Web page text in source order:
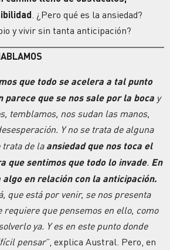
. ¿Pero qué es la ansiedad?
y vivir sin tanta anticipación?
que todo se acelera a tal punto
parece que se nos sale por la boca y
temblamos, nos sudan las manos,
Y no se trata de alguna
trata de la ansiedad que nos toca el
que sentimos que todo lo invade. En
algo en relación con la anticipación.
que está por venir, se nos presenta
requiere que pensemos en ello, como
ya. Y es en este punto donde
pensar”, explica Austral. Pero, en